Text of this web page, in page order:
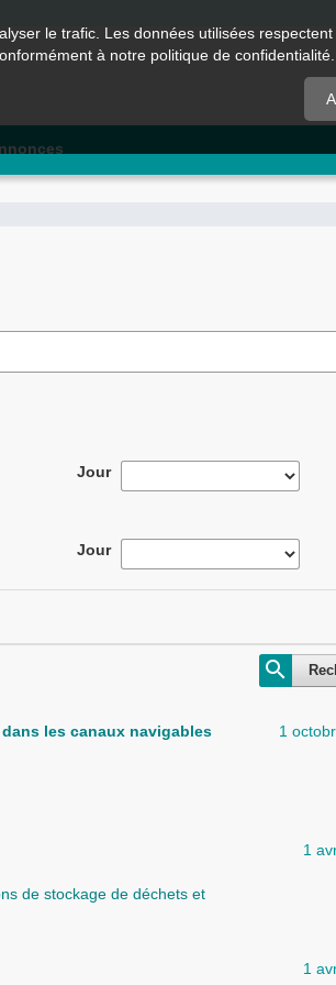
Jour
Jour
1
les canaux navigables
1
de stockage de déchets et
1
le trafic. Les données utilisées
à notre politique de confidentialité.